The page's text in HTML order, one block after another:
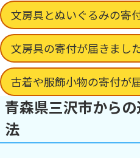
文房具とぬいぐるみの寄
文房具の寄付が届きまし
古着や服飾小物の寄付が
青森県三沢市から
法